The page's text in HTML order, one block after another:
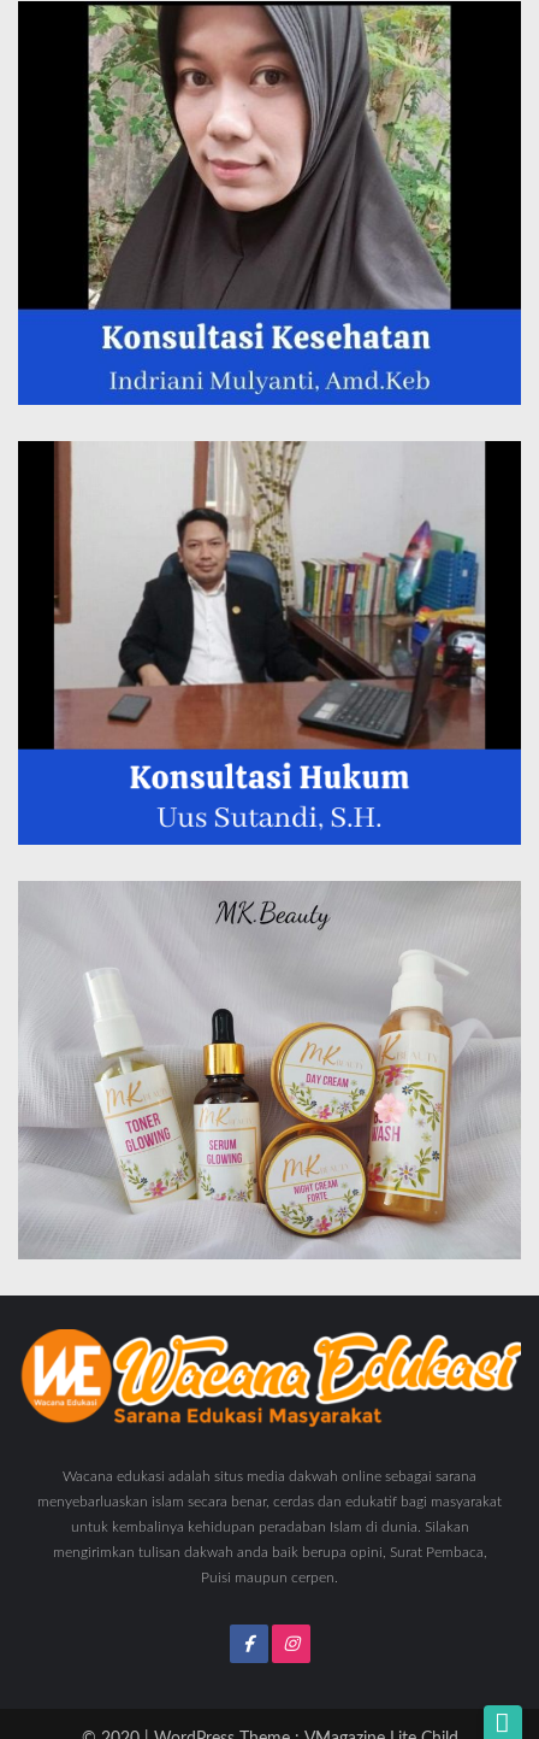
Wacana edukasi adalah situs media dakwah online sebagai sarana
menyebarluaskan islam secara benar, cerdas dan edukatif bagi masyarakat
untuk kembalinya kehidupan peradaban Islam di dunia. Silakan
mengirimkan tulisan dakwah anda baik berupa opini, Surat Pembaca,
Puisi maupun cerpen.